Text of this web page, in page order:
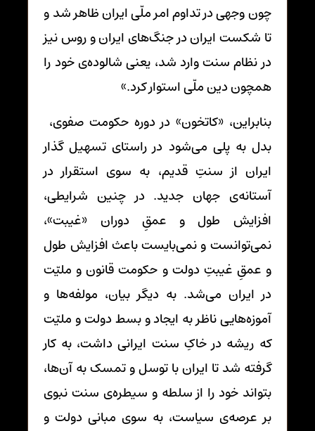
چون وجهی در تداوم امر ملّی ایران ظاهر شد و
تا شکست ایران در جنگ‌های ایران و روس نیز
در نظام سنت وارد شد، یعنی شالوده‌ی خود را
همچون دین ملّی استوار کرد.»
بنابراین، «کاتخون» در دوره حکومت صفوی،
بدل به پلی می‌شود در راستای تسهیل گذار
ایران از سنتِ قدیم، به سوی استقرار در
آستانه‌ی جهان جدید. در چنین شرایطی،
افزایش طول و عمقِ دوران «غیبت»،
نمی‌توانست و نمی‌بایست باعث افزایش طول
و عمقِ غیبتِ دولت و حکومت قانون و ملیّت
در ایران می‌شد. به دیگر بیان، مولفه‌ها و
آموزه‌هایی ناظر به ایجاد و بسط دولت و ملیّت
که ریشه در خاکِ سنت ایرانی داشت، به کار
گرفته شد تا ایران با توسل و تمسک به آن‌ها،
بتواند خود را از سلطه و سیطره‌ی سنت نبوی
بر عرصه‌ی سیاست، به سوی مبانی دولت و